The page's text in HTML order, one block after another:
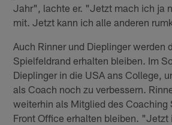
Jahr", lachte er. "Jetzt mach ich ja
mit. Jetzt kann ich alle anderen
Auch Rinner und Dieplinger werden
Spielfeldrand erhalten bleiben. Im
Dieplinger in die USA ans College,
als Coach noch zu verbessern.
weiterhin als Mitglied des Coaching
Front Office erhalten bleiben. "Jetzt